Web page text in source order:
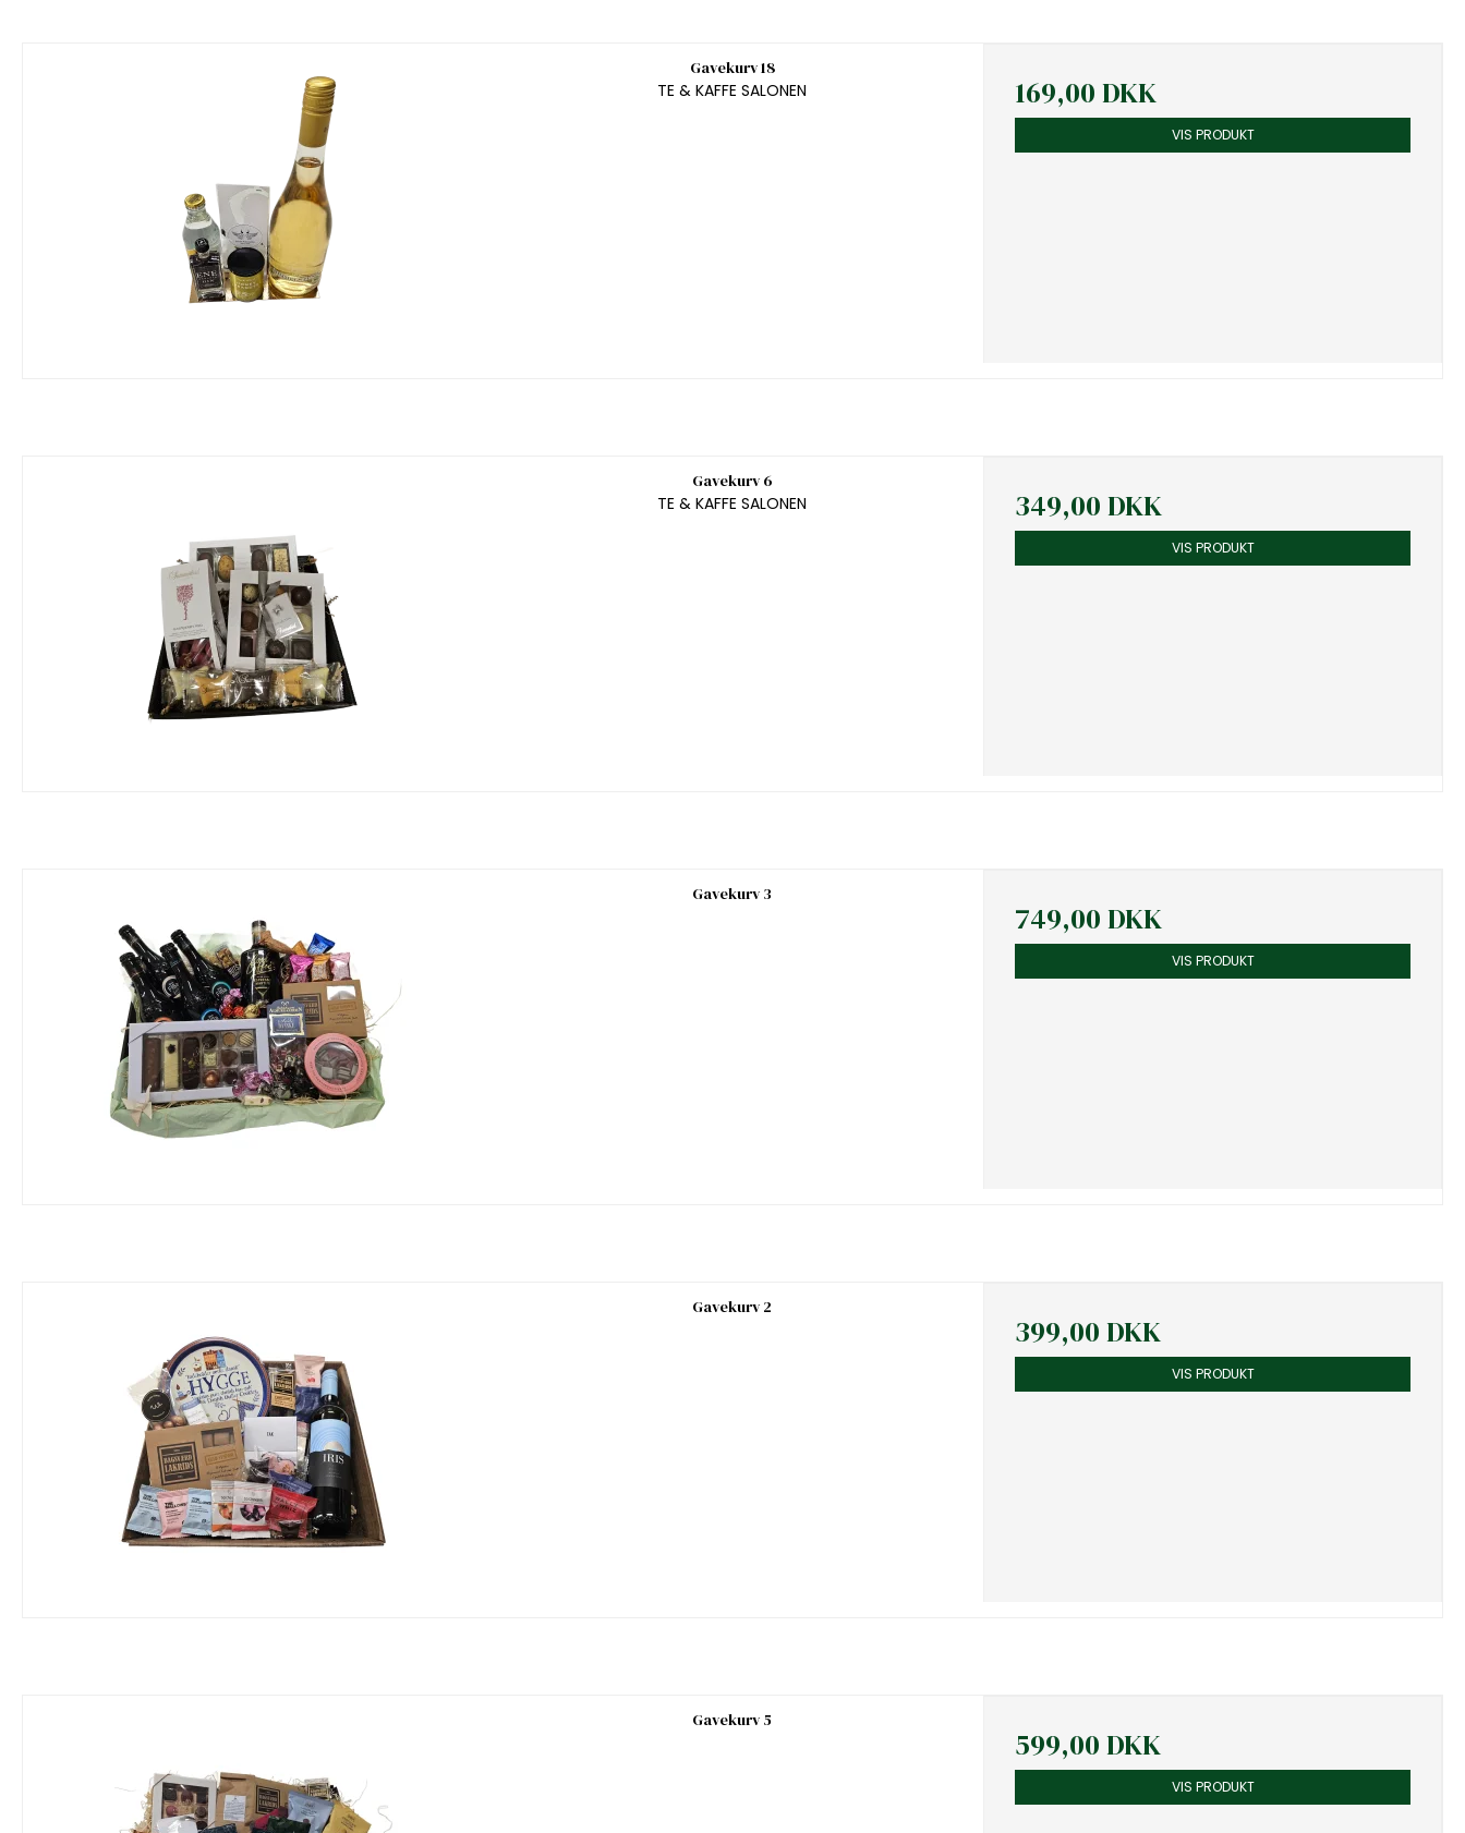
Gavekurv 18
TE & KAFFE SALONEN
169,00 DKK
VIS PRODUKT
Gavekurv 6
TE & KAFFE SALONEN
349,00 DKK
VIS PRODUKT
Gavekurv 3
749,00 DKK
VIS PRODUKT
Gavekurv 2
399,00 DKK
VIS PRODUKT
Gavekurv 5
599,00 DKK
VIS PRODUKT